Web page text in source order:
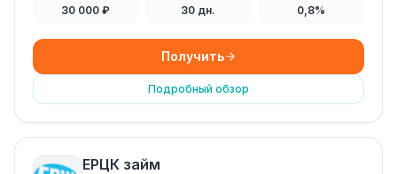
30 000 ₽ 30 дн. 0,8%
Получить
Подробный обзор
ЕРЦК займ